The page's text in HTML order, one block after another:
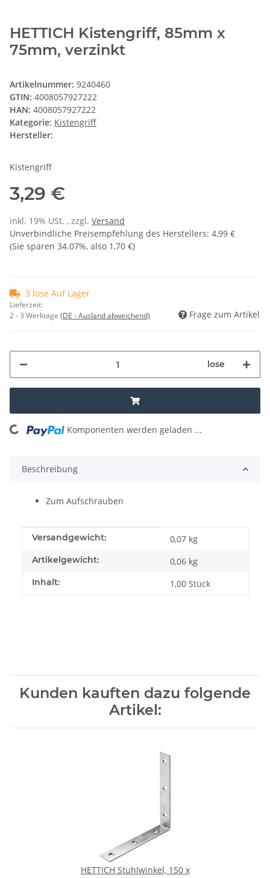
HETTICH Kistengriff, 85mm x
75mm, verzinkt
Artikelnummer: 9240460
GTIN: 4008057927222
HAN: 4008057927222
Kategorie: Kistengriff
Hersteller:
Kistengriff
3,29 €
inkl. 19% USt. , zzgl. Versand
Unverbindliche Preisempfehlung des Herstellers: 4,99 €
(Sie sparen 34.07%, also 1,70 €)
3 lose Auf Lager
Lieferzeit:
2 - 3 Werktage (DE - Ausland abweichend) Frage zum Artikel
lose
Loading... Komponenten werden geladen ...
Beschreibung
Zum Aufschrauben
Produkteigenschaft
Wert
Versandgewicht: 0,07 kg
Artikelgewicht: 0,06 kg
Inhalt: 1,00 Stück
Kunden kauften dazu folgende
Artikel:
HETTICH Stuhlwinkel, 150 x